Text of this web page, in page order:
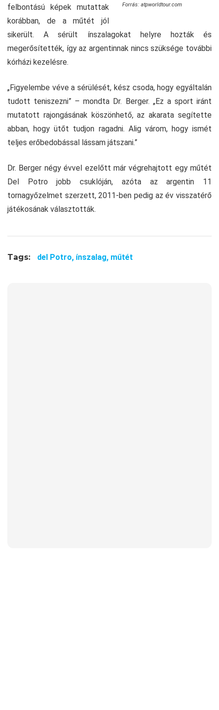
Forrás: atpworldtour.com
felbontású képek mutattak
korábban, de a műtét jól
sikerült. A sérült ínszalagokat helyre hozták és
megerősítették, így az argentinnak nincs szüksége további
kórházi kezelésre.
„Figyelembe véve a sérülését, kész csoda, hogy egyáltalán
tudott teniszezni” – mondta Dr. Berger. „Ez a sport iránt
mutatott rajongásának köszönhető, az akarata segítette
abban, hogy ütőt tudjon ragadni. Alig várom, hogy ismét
teljes erőbedobással lássam játszani.”
Dr. Berger négy évvel ezelőtt már végrehajtott egy műtét
Del Potro jobb csuklóján, azóta az argentin 11
tornagyőzelmet szerzett, 2011-ben pedig az év visszatérő
játékosának választották.
Tags: del Potro, ínszalag, műtét